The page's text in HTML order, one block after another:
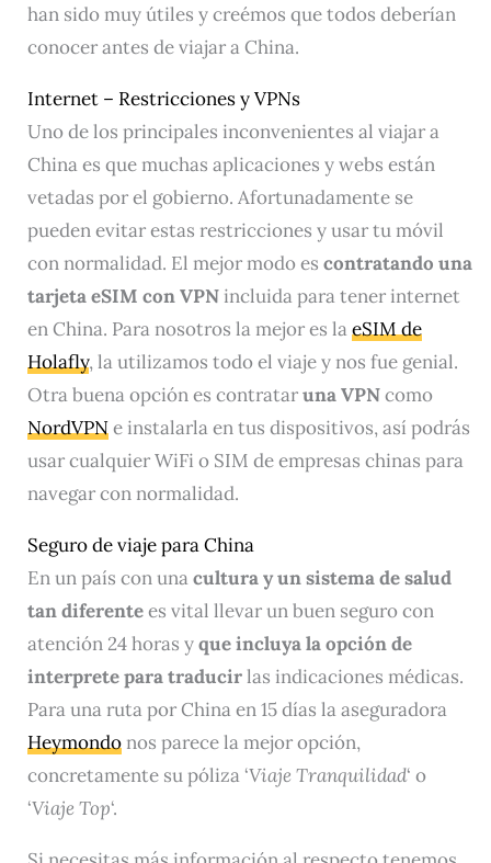
han sido muy útiles y creémos que todos deberían
conocer antes de viajar a China.
Internet – Restricciones y VPNs
Uno de los principales inconvenientes al viajar a
China es que muchas aplicaciones y webs están
vetadas por el gobierno. Afortunadamente se
pueden evitar estas restricciones y usar tu móvil
con normalidad. El mejor modo es contratando una
tarjeta eSIM con VPNincluida para tener internet
en China. Para nosotros la mejor es laeSIM de
Holafly, la utilizamos todo el viaje y nos fue genial.
Otra buena opción es contrataruna VPNcomo
NordVPNe instalarla en tus dispositivos, así podrás
usar cualquier WiFi o SIM de empresas chinas para
navegar con normalidad.
Seguro de viaje para China
En un país con unacultura y un sistema de salud
tan diferentees vital llevar un buen seguro con
atención 24 horas yque incluya la opción de
interprete para traducirlas indicaciones médicas.
Para una ruta por China en 15 días la aseguradora
Heymondo nos parece la mejor opción,
concretamente su póliza ‘Viaje Tranquilidad‘ o
‘Viaje Top‘.